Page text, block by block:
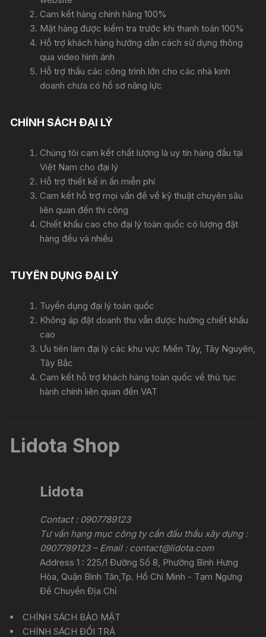
Cam kết hàng chính hãng 100%
Mặt hàng được kiểm tra trước khi thanh toán 100%
Hỗ trợ khách hàng hướng dẫn cách sử dụng thông
qua video hình ảnh
Hỗ trợ thầu các công trình lớn cho các nhà kinh
doanh chưa có hồ sơ năng lực
CHÍNH SÁCH ĐẠI LÝ
Chúng tôi cam kết chất lượng là uy tín hàng đầu tại
Việt Nam cho đại lý
Hỗ trợ thiết kế in ấn miễn phí
Cam kết hỗ trợ mọi vấn đề về kỹ thuật chuyên sâu
liên quan đến thi công
Chiết khấu cao cho đại lý toàn quốc có lượng đặt
hàng đều và nhiều
TUYỂN DỤNG ĐẠI LÝ
Tuyển dụng đại lý toàn quốc
Không áp đặt doanh thu vẫn được hưởng chiết khấu
cao
Ưu tiên làm đại lý các khu vực Miền Tây, Tây Nguyên,
Tây Bắc
Cam kết hỗ trợ khách hàng toàn quốc về thủ tục
hành chính liên quan đến VAT
Lidota Shop
Lidota
Contact : 0907789123
Tư vấn hạng mục công ty cần đấu thầu xây dựng :
0907789123 – Email : contact@lidota.com
Address 1 : 225/1 Đường Số 8, Phường Bình Hưng
Hòa, Quận Bình Tân,Tp. Hồ Chí Minh - Tạm Ngưng
Để Chuyển Địa Chỉ
CHÍNH SÁCH BẢO MẬT
CHÍNH SÁCH ĐỔI TRẢ